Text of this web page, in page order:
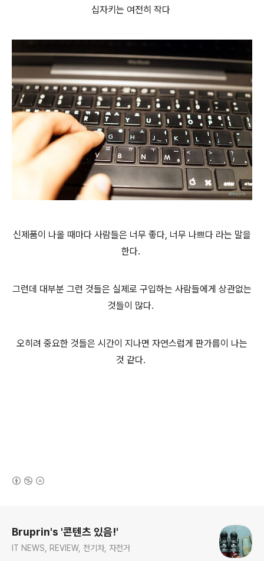
십자키는 여전히 작다
신제품이 나올 때마다 사람들은 너무 좋다, 너무 나쁘다 라는 말을
한다.
그런데 대부분 그런 것들은 실제로 구입하는 사람들에게 상관없는
것들이 많다.
오히려 중요한 것들은 시간이 지나면 자연스럽게 판가름이 나는
것 같다.
Bruprin's '콘텐츠 있음!'
IT NEWS, REVIEW, 전기차, 자전거